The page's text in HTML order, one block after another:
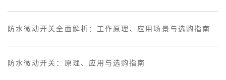
防水微动开关全面解析：工作原理、应用场景与选购指南
防水微动开关：原理、应用与选购指南